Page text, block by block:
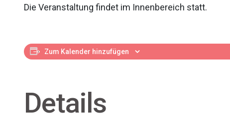
Die Veranstaltung findet im Innenbereich statt.
Zum Kalender hinzufügen
Details